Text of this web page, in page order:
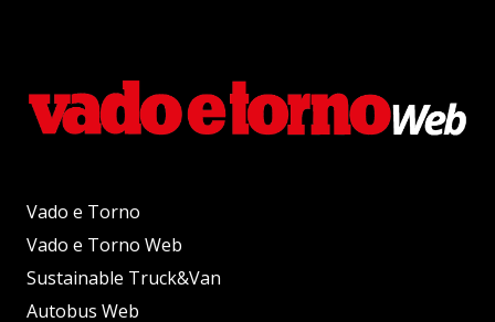
Vado e Torno
Vado e Torno Web
Sustainable Truck&Van
Autobus Web